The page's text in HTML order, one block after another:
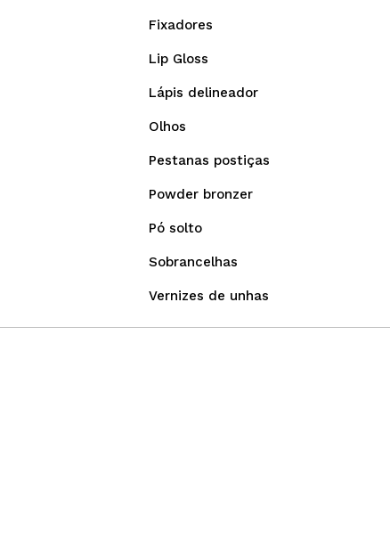
Fixadores
Lip Gloss
Lápis delineador
Olhos
Pestanas postiças
Powder bronzer
Pó solto
Sobrancelhas
Vernizes de unhas